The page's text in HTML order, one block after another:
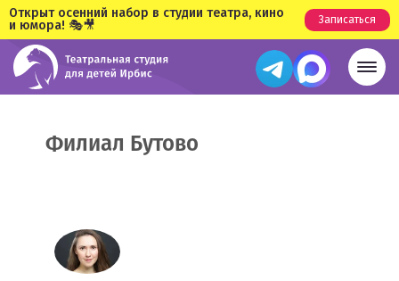
Открыт осенний набор в студии театра, кино
и юмора! 🎭🎥
Записаться
Филиал Бутово